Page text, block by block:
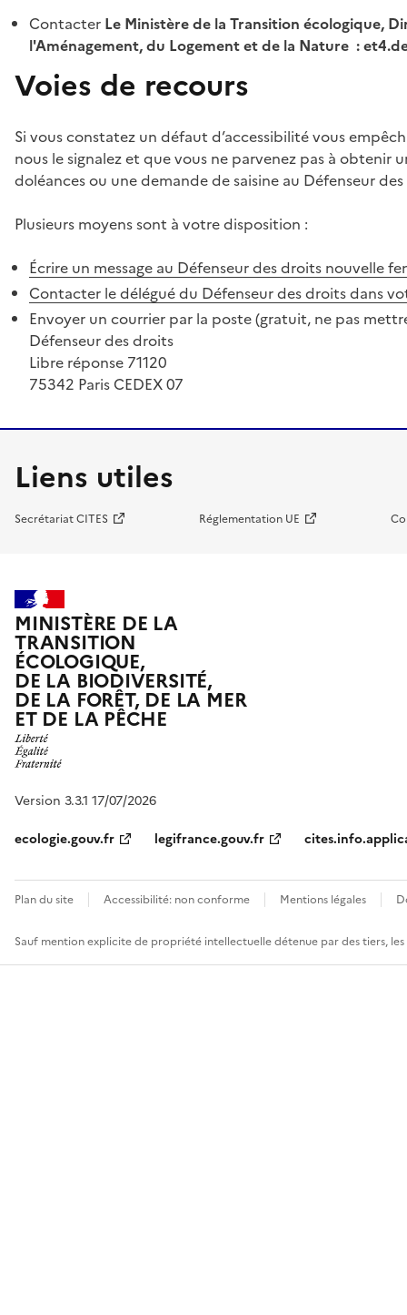
Contacter Le Ministère de la Transition écologique,
l'Aménagement, du Logement et de la Nature :
Voies de recours
Si vous constatez un défaut d’accessibilité vous
nous le signalez et que vous ne parvenez pas à
doléances ou une demande de saisine au Défenseur
Plusieurs moyens sont à votre disposition :
Écrire un message au Défenseur des droits nouvelle
Contacter le délégué du Défenseur des droits dans
Envoyer un courrier par la poste (gratuit, ne pas
Défenseur des droits
Libre réponse 71120
75342 Paris CEDEX 07
Liens utiles
Secrétariat CITES Réglementation UE
MINISTÈRE DE LA
TRANSITION
ÉCOLOGIQUE,
DE LA BIODIVERSITÉ,
DE LA FORÊT, DE LA MER
ET DE LA PÊCHE
Version 3.3.1 17/07/2026
ecologie.gouv.fr
legifrance.gouv.fr
Plan du site Accessibilité: non conforme Mentions légales
Sauf mention explicite de propriété intellectuelle détenue par des tiers,